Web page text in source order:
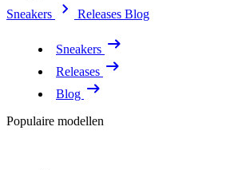
Sneakers
Releases Blog
Sneakers
Releases
Blog
Populaire modellen